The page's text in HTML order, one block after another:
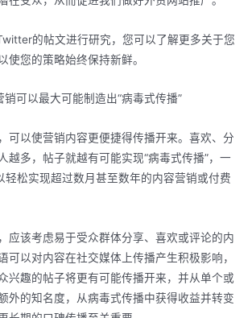
的帖文进行研究，您可以了解更多关于您
使您的策略始终保持新鲜。
可以最大可能制造出“病毒式传播”
可以使营销内容更便捷得传播开来。喜欢、分
越多，帖子就越有可能实现“病毒式传播”，一
轻松实现超过数月甚至数年的内容营销或付费
应该考虑易于受众群体分享、喜欢或评论的内
可以对内容在社交媒体上传播产生积极影响，
兴趣的帖子将更有可能传播开来，并从单个或
外的知名度，从病毒式传播中获得收益并转变